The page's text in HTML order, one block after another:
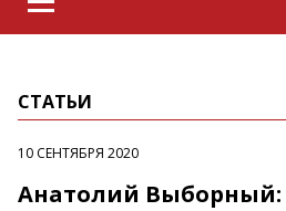
СТАТЬИ
10 СЕНТЯБРЯ 2020
Анатолий Выборный: